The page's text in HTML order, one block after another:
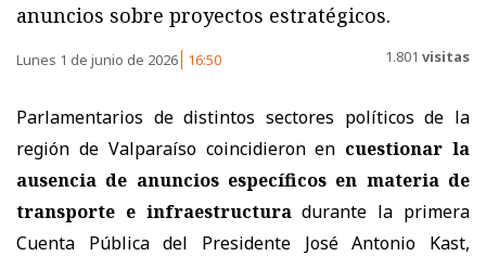
anuncios sobre proyectos estratégicos.
Lunes 1 de junio de 2026 16:50 1.801 visitas
Parlamentarios de distintos sectores políticos de la
región de Valparaíso coincidieron en cuestionar la
ausencia de anuncios específicos en materia de
transporte e infraestructuradurante la primera
Cuenta Pública del Presidente José Antonio Kast,